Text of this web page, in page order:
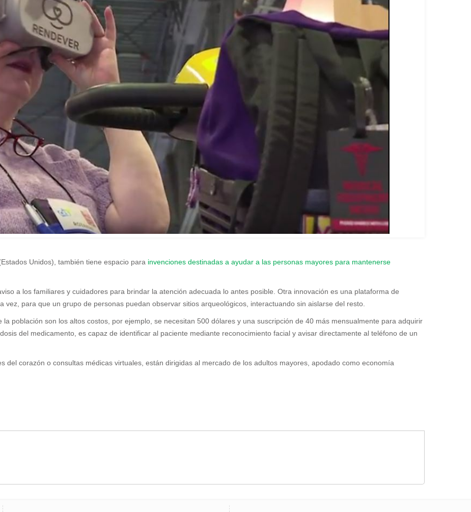
Unidos), también tiene espacio para invenciones destinadas a ayudar a las personas mayores para mantenerse
a los familiares y cuidadores para brindar la atención adecuada lo antes posible. Otra innovación es una plataforma de
vez, para que un grupo de personas puedan observar sitios arqueológicos, interactuando sin aislarse del resto.
población son los altos costos, por ejemplo, se necesitan 500 dólares y una suscripción de 40 más mensualmente para adquirir
del medicamento, es capaz de identificar al paciente mediante reconocimiento facial y avisar directamente al teléfono de un
del corazón o consultas médicas virtuales, están dirigidas al mercado de los adultos mayores, apodado como economía